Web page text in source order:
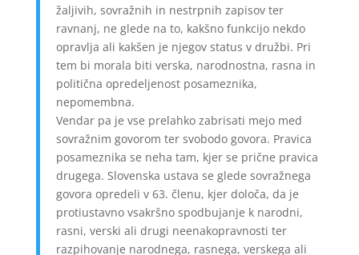
žaljivih, sovražnih in nestrpnih zapisov ter
ravnanj, ne glede na to, kakšno funkcijo nekdo
opravlja ali kakšen je njegov status v družbi. Pri
tem bi morala biti verska, narodnostna, rasna in
politična opredeljenost posameznika,
nepomembna.
Vendar pa je vse prelahko zabrisati mejo med
sovražnim govorom ter svobodo govora. Pravica
posameznika se neha tam, kjer se prične pravica
drugega. Slovenska ustava se glede sovražnega
govora opredeli v 63. členu, kjer določa, da je
protiustavno vsakršno spodbujanje k narodni,
rasni, verski ali drugi neenakopravnosti ter
razpihovanje narodnega, rasnega, verskega ali